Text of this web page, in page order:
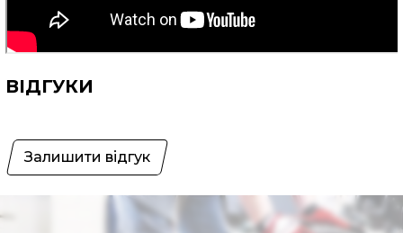
ВІДГУКИ
Залишити відгук